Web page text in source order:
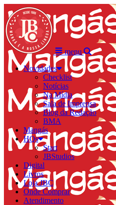
menu
Novidades
Checklist
Notícias
Na Mídia
Sala de Imprensa
Blog da Redação
BMA
Mangás
HQs
Start
JBStudios
Digital
Livros
Loja JBC
Onde Comprar
Atendimento